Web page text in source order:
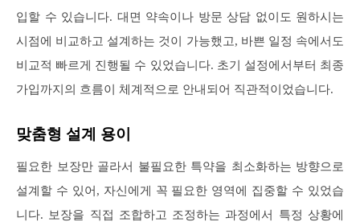
입할 수 있습니다. 대면 약속이나 방문 상담 없이도 원하시는
시점에 비교하고 설계하는 것이 가능했고, 바쁜 일정 속에서도
비교적 빠르게 진행될 수 있었습니다. 초기 설정에서부터 최종
가입까지의 흐름이 체계적으로 안내되어 직관적이었습니다.
맞춤형 설계 용이
필요한 보장만 골라서 불필요한 특약을 최소화하는 방향으로
설계할 수 있어, 자신에게 꼭 필요한 영역에 집중할 수 있었습
니다. 보장을 직접 조합하고 조정하는 과정에서 특정 상황에